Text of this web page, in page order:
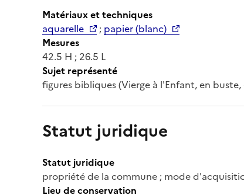
Matériaux et techniques
aquarelle
; papier (blanc)
Mesures
42.5 H ; 26.5 L
Sujet représenté
figures bibliques (Vierge à l'Enfant, en buste,
Statut juridique
Statut juridique
propriété de la commune ; mode
Lieu de conservation